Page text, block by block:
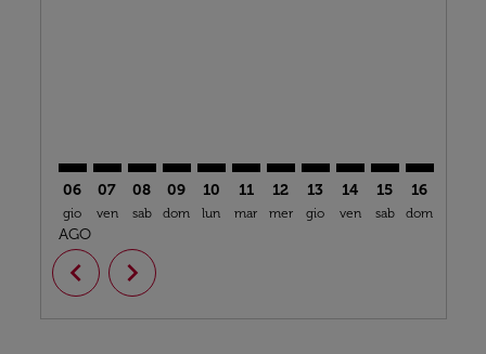
06
gio
AGO
07
ven
08
sab
09
dom
10
lun
11
mar
12
mer
13
gio
14
ven
15
sab
16
dom
chevron_left chevron_right